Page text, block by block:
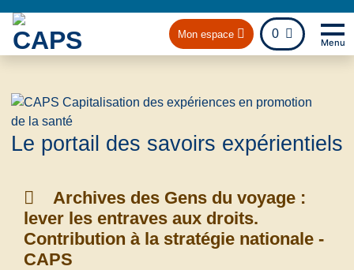
Mon espace 0
fichier
Menu
Le portail des savoirs expérientiels
Archives des Gens du voyage :
lever les entraves aux droits.
Contribution à la stratégie nationale -
CAPS